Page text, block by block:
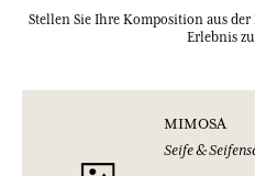
Stellen Sie Ihre Komposition aus
Erlebnis
MIMOSA
Seife &